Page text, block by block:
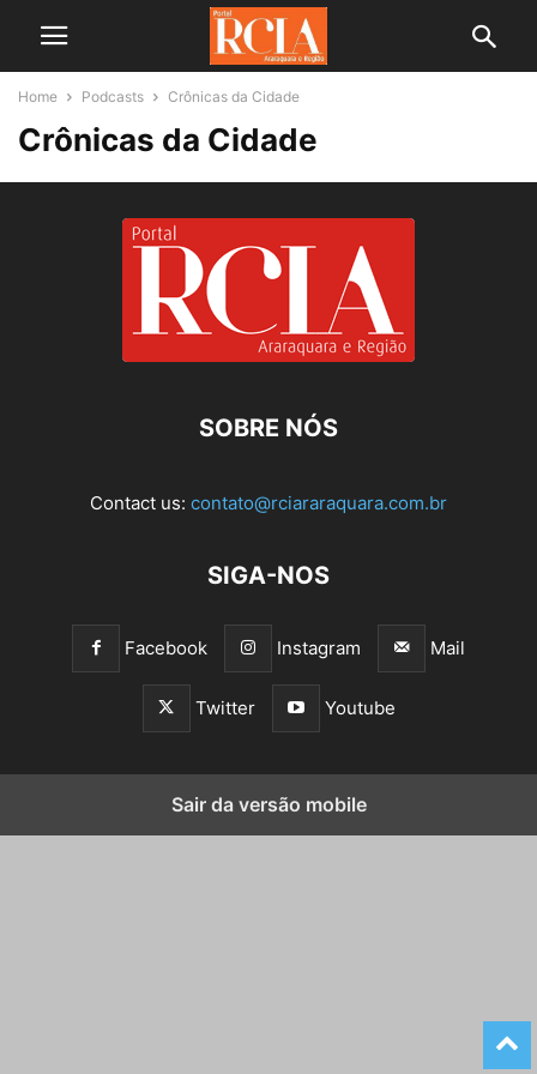
Home Podcasts Crônicas da Cidade
Crônicas da Cidade
SOBRE NÓS
Contact us: contato@rciararaquara.com.br
SIGA-NOS
Facebook Instagram Mail
Twitter Youtube
Sair da versão mobile